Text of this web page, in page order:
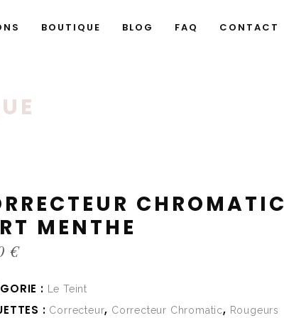
BOUTIQUE BLOG FAQ CONTACT
CHROMATIC
MENTHE
€
: Le Teint
: Correcteur, Correcteur Chromatic, Rougeurs